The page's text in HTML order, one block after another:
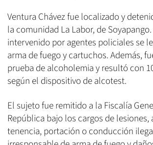
Ventura Chávez fue localizado y
la comunidad La Labor, de
intervenido por agentes policiales se
arma de fuego y cartuchos. Además,
prueba de alcoholemia y resultó con
según el dispositivo de alcotest.
El sujeto fue remitido a la Fiscalía
República bajo los cargos de lesiones,
tenencia, portación o conducción